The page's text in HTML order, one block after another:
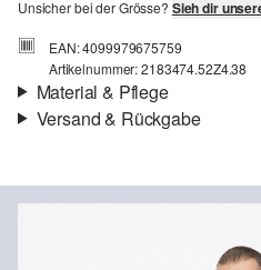
Unsicher bei der Grösse? Sieh dir
EAN: 4099979675759
Artikelnummer: 2183474.52Z4.38
Material & Pflege
Futter: Baumwollfutter
Material: Baumwollmix
Versand & Rückgabe
Deine Bestellung wird innerhalb